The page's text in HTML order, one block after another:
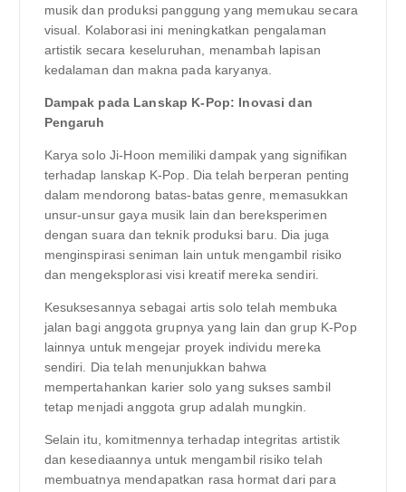
musik dan produksi panggung yang memukau secara
visual. Kolaborasi ini meningkatkan pengalaman
artistik secara keseluruhan, menambah lapisan
kedalaman dan makna pada karyanya.
Dampak pada Lanskap K-Pop: Inovasi dan
Pengaruh
Karya solo Ji-Hoon memiliki dampak yang signifikan
terhadap lanskap K-Pop. Dia telah berperan penting
dalam mendorong batas-batas genre, memasukkan
unsur-unsur gaya musik lain dan bereksperimen
dengan suara dan teknik produksi baru. Dia juga
menginspirasi seniman lain untuk mengambil risiko
dan mengeksplorasi visi kreatif mereka sendiri.
Kesuksesannya sebagai artis solo telah membuka
jalan bagi anggota grupnya yang lain dan grup K-Pop
lainnya untuk mengejar proyek individu mereka
sendiri. Dia telah menunjukkan bahwa
mempertahankan karier solo yang sukses sambil
tetap menjadi anggota grup adalah mungkin.
Selain itu, komitmennya terhadap integritas artistik
dan kesediaannya untuk mengambil risiko telah
membuatnya mendapatkan rasa hormat dari para